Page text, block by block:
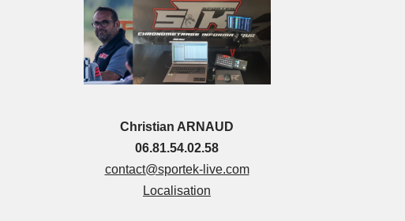
Christian ARNAUD
06.81.54.02.58
contact@sportek-live.com
Localisation